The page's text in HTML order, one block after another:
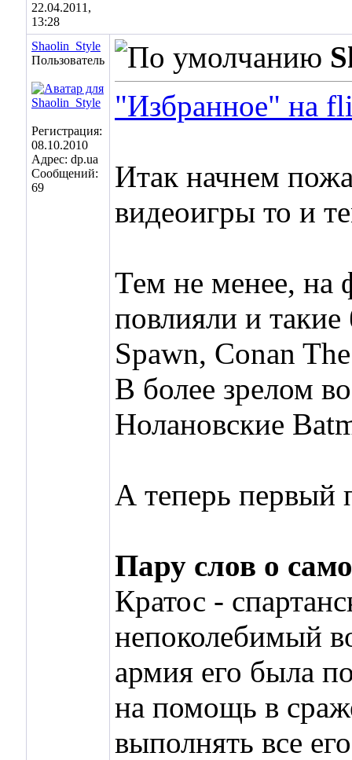
22.04.2011,
13:28
Shaolin_Style
Пользователь
Регистрация:
08.10.2010
Адрес: dp.ua
Сообщений:
69
"Избранное" на
Итак начнем
видеоигры то и
Тем не менее, на
повлияли и
Spawn, Conan
В более зрелом
Нолановские
А теперь первый
Пару слов о
Кратос -
непоколебимый
армия его была
на помощь в
выполнять все